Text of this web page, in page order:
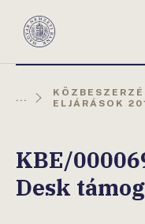
Magyar
...
ELJÁRÁSOK
KBE/
Desk